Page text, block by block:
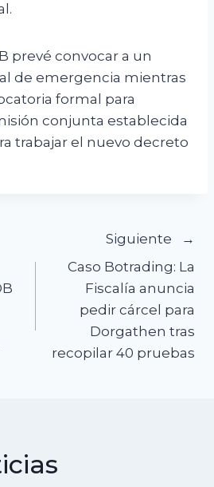
prevé convocar a un
de emergencia mientras
formal para
conjunta establecida
trabajar el nuevo decreto
Siguiente
Caso Botrading: La
Fiscalía anuncia
pedir cárcel para
Dorgathen tras
recopilar 40 pruebas